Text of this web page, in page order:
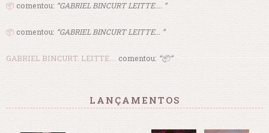
📦 comentou: “GABRIEL BINCURT LEITTE.... ”
📦 comentou: “GABRIEL BINCURT LEITTE... ”
GABRIEL BINCURT. LEITTE.... comentou: “📦”
LANÇAMENTOS